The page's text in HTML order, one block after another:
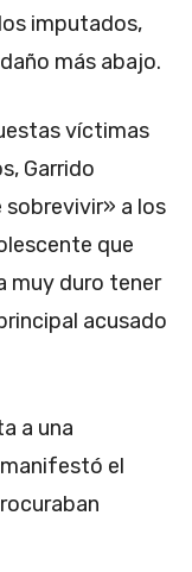
imputados,
más abajo.
víctimas
Garrido
sobrevivir» a los
que
muy duro tener
acusado
a una
el